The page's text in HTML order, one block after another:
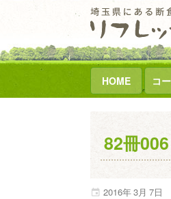
HOME コ
82冊006
2016年3月 7日